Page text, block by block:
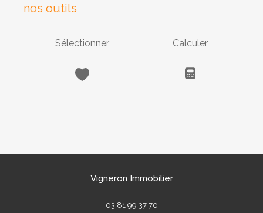
nos outils
Sélectionner Calculer
Vigneron Immobilier
03 81 99 37 70